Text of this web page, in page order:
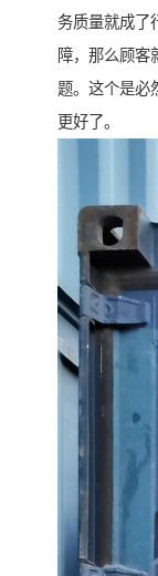
务质量就成了
障，那么顾客
题。这个是必
更好了。